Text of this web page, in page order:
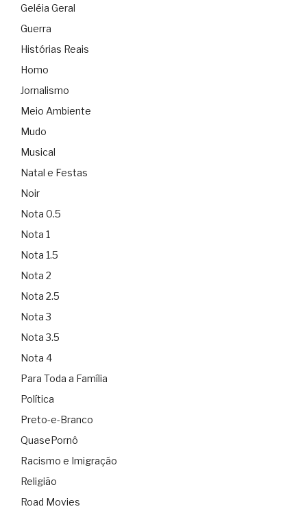
Geléia Geral
Guerra
Histórias Reais
Homo
Jornalismo
Meio Ambiente
Mudo
Musical
Natal e Festas
Noir
Nota 0.5
Nota 1
Nota 1.5
Nota 2
Nota 2.5
Nota 3
Nota 3.5
Nota 4
Para Toda a Família
Política
Preto-e-Branco
QuasePornô
Racismo e Imigração
Religião
Road Movies